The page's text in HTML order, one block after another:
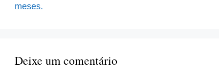
meses.
Deixe um comentário